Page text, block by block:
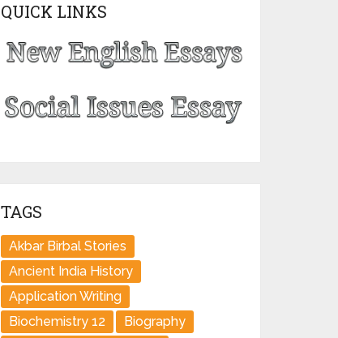
QUICK LINKS
TAGS
Akbar Birbal Stories
Ancient India History
Application Writing
Biochemistry 12
Biography